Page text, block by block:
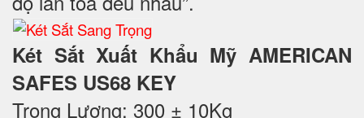
Két Sắt Xuất Khẩu Mỹ AMERICAN
SAFES US68 KEY
Trọng Lượng: 300 ± 10Kg